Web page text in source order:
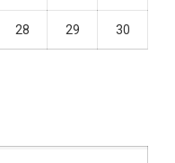
28 29 30